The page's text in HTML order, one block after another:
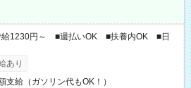
給1230円～ ■週払いOK ■扶養内OK ■日
あり
支給（ガソリン代もOK！）